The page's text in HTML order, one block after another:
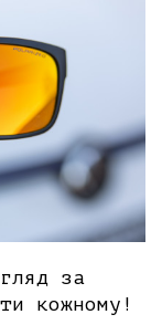
за
кожному!